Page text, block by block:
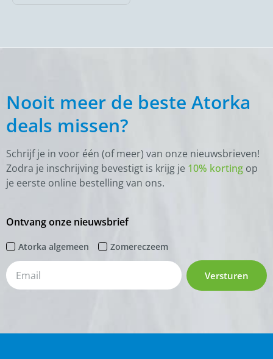
Nooit meer de beste Atorka
deals missen?
Schrijf je in voor één (of meer) van onze nieuwsbrieven!
Zodra je inschrijving bevestigt is krijg je 10% korting op
je eerste online bestelling van ons.
Ontvang onze nieuwsbrief
Atorka algemeen Zomereczeem
Versturen